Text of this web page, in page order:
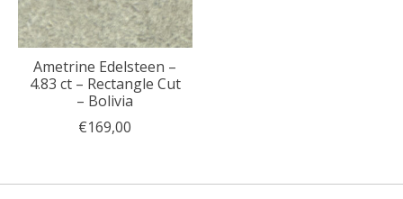
Ametrine Edelsteen –
4.83 ct – Rectangle Cut
– Bolivia
€169,00